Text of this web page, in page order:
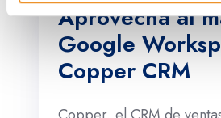
Aprovecha al
Google
Copper CRM